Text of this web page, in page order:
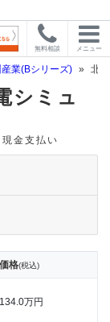
無料相談 メニュー
業(Bシリーズ) » 北
シミュ
金支払い
価格(税込)
134.0万円